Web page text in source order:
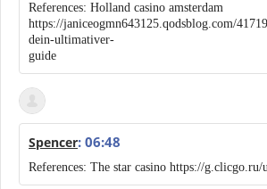
References: Holland casino amsterdam
https://janiceogmn643125.qodsblog.com/
dein-ultimativer-
guide
Spencer: 06:48
References: The star casino https://